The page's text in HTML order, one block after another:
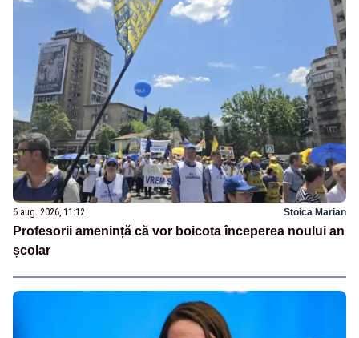
6 aug. 2026, 11:12 Stoica Marian
Profesorii amenință că vor boicota începerea noului an
școlar